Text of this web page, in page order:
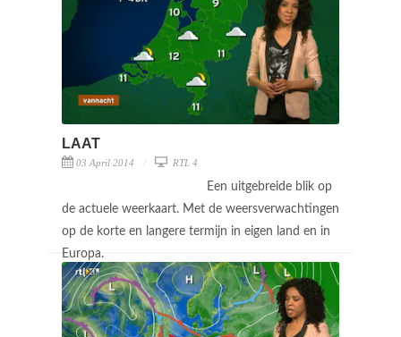
LAAT
03 April 2014 RTL 4
Een uitgebreide blik op
de actuele weerkaart. Met de weersverwachtingen
op de korte en langere termijn in eigen land en in
Europa.